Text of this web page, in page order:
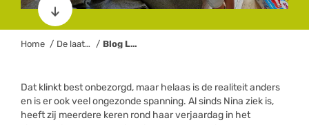

Home De laatste nieuwtjes en ontwikkelingen van de Kanjerketting Blog Lisette: Weer een jaartje erbij
Dat klinkt best onbezorgd, maar helaas is de realiteit anders
en is er ook veel ongezonde spanning. Al sinds Nina ziek is,
heeft zij meerdere keren rond haar verjaardag in het